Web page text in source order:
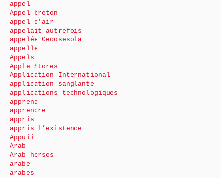
appel
Appel breton
appel d’air
appelait autrefois
appelée Cecosesola
appelle
Appels
Apple Stores
Application International
application sanglante
applications technologiques
apprend
apprendre
appris
appris l’existence
Appuii
Arab
Arab horses
arabe
arabes